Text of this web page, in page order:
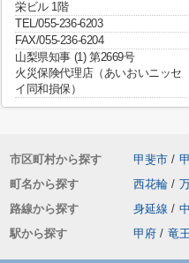
栄ビル 1階
TEL/055-236-6203
FAX/055-236-6204
山梨県知事 (1) 第2669号
火災保険代理店（あいおいニッセ
イ同和損保）
市区町村から探す 甲斐市 /
町名から探す
西花輪 /
路線から探す
身延線 /
駅から探す
甲府 / 竜王